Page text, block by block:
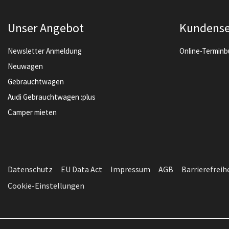
Unser Angebot
Newsletter Anmeldung
Neuwagen
Gebrauchtwagen
Audi Gebrauchtwagen :plus
Camper mieten
Online-
Datenschutz EU Data Act Impressum AGB
Cookie-Einstellungen